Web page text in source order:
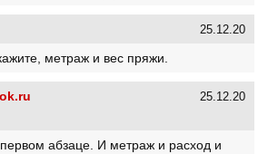
25.12.20
метраж и вес пряжи.
25.12.20
абзаце. И метраж и расход и